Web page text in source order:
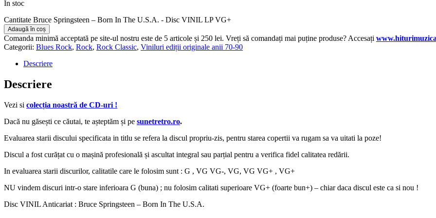
În stoc
Cantitate Bruce Springsteen – Born In The U.S.A. - Disc VINIL LP VG+
Adaugă în coș
Comanda minimă acceptată pe site-ul nostru este de 5 articole și 250 lei. Vreți să comandați mai puține produse? Accesați
Categorii: Blues Rock, Rock, Rock Classic, Viniluri ediții originale anii 70-90
Descriere
Descriere
Vezi si colecția noastră de CD-uri !
Dacă nu găsești ce căutai, te așteptăm și pe sunetretro.ro.
Evaluarea starii discului specificata in titlu se refera la discul propriu-zis, pentru starea copertii va rugam sa va uitati la poze!
Discul a fost curățat cu o mașină profesională și ascultat integral sau parțial pentru a verifica fidel calitatea redării.
In evaluarea starii discurilor, calitatile care le folosim sunt : G , VG VG-, VG, VG VG+ , VG+
NU vindem discuri intr-o stare inferioara G (buna) ; nu folosim calitati superioare VG+ (foarte bun+) – chiar daca discul este ca si nou !
Disc VINIL Anticariat : Bruce Springsteen – Born In The U.S.A.